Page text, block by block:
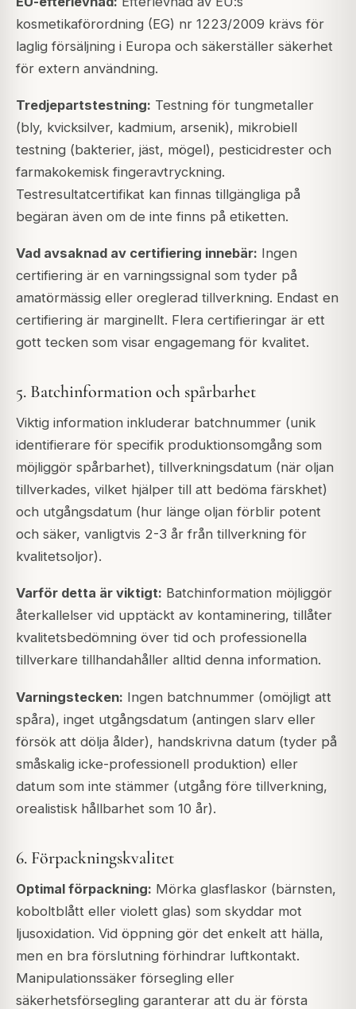
kosmetikaförordning (EG) nr 1223/2009 krävs för
laglig försäljning i Europa och säkerställer säkerhet
för extern användning.
Tredjepartstestning: Testning för tungmetaller
(bly, kvicksilver, kadmium, arsenik), mikrobiell
testning (bakterier, jäst, mögel), pesticidrester och
farmakokemisk fingeravtryckning.
Testresultatcertifikat kan finnas tillgängliga på
begäran även om de inte finns på etiketten.
Vad avsaknad av certifiering innebär: Ingen
certifiering är en varningssignal som tyder på
amatörmässig eller oreglerad tillverkning. Endast en
certifiering är marginellt. Flera certifieringar är ett
gott tecken som visar engagemang för kvalitet.
5. Batchinformation och spårbarhet
Viktig information inkluderar batchnummer (unik
identifierare för specifik produktionsomgång som
möjliggör spårbarhet), tillverkningsdatum (när oljan
tillverkades, vilket hjälper till att bedöma färskhet)
och utgångsdatum (hur länge oljan förblir potent
och säker, vanligtvis 2-3 år från tillverkning för
kvalitetsoljor).
Varför detta är viktigt: Batchinformation möjliggör
återkallelser vid upptäckt av kontaminering, tillåter
kvalitetsbedömning över tid och professionella
tillverkare tillhandahåller alltid denna information.
Varningstecken: Ingen batchnummer (omöjligt att
spåra), inget utgångsdatum (antingen slarv eller
försök att dölja ålder), handskrivna datum (tyder på
småskalig icke-professionell produktion) eller
datum som inte stämmer (utgång före tillverkning,
orealistisk hållbarhet som 10 år).
6. Förpackningskvalitet
Optimal förpackning: Mörka glasflaskor (bärnsten,
koboltblått eller violett glas) som skyddar mot
ljusoxidation. Vid öppning gör det enkelt att hälla,
men en bra förslutning förhindrar luftkontakt.
Manipulationssäker försegling eller
säkerhetsförsegling garanterar att du är första